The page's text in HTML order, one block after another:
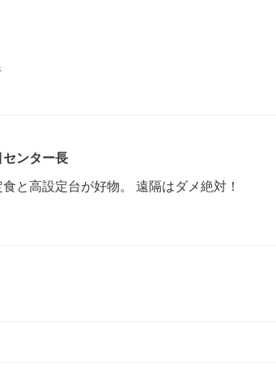
センター長
と高設定台が好物。 遠隔はダメ絶対！